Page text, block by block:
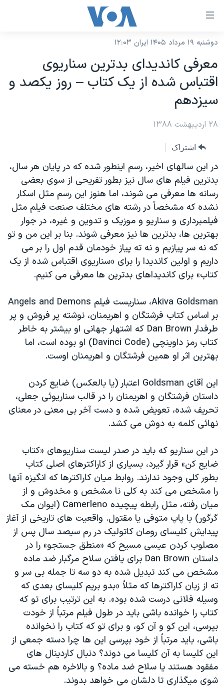
لینکهای
دسترسی
جهش
به
محتوای
اصلی
به
صفحه
جهش
به
جستجو
نسخه سبک وب‌سایت
موضوع ها
ایران
آمریکا
جهان
ورزشی
گزیده‌ها
ویژه برنامه‌ها
ویدیوها
فرهنگ و زندگی
حقوق شهروندی
اقتصادی
اسرائیل در جنگ
گالری عکس
آرشیو پخش زنده
برنامه های تلویزیونی
جدول برنامه ها
صفحه‌های ویژه
جام جهانی ۲۰۲۶
عملیات خشم حماسی
۲۵۰سالگی آمریکا
بایگانی برنامه‌های تلویزیونی
مستندها
انتخابات ریاست جمهوری آمریکا ۲۰۲۴
حمله جمهوری اسلامی به اسرائیل
ورزش زنان در ایران
اعتراضات زن، زندگی، آزادی
مجموعه مستندهای دادخواهی
تریبونال مردمی آبان ۹۸
دادگاه حمید نوری
چهل سال گروگان‌گیری
قانون شفافیت دارائی کادر رهبری ایران
اسرائیل در جنگ
نرگس محمدی برنده جایزه نوبل صلح
همایش محافظه‌کاران آمریکا «سی‌پک»
صفحه‌های ویژه
سفر پرزیدنت ترامپ به چین
فرکانس‌های صدای آمریکا
پخش رادیویی
یادگیری زبان انگلیسی
دنبال کنید
زبانهای مختلف
دوشنبه ۱۹ مرداد ۱۴۰۵ ایران ۱۲:۰۳
معرفی کاندیدای بدترین سناریوی
اقتباس شده از یک کتاب – روز یکصد و
سیزدهم
۲۸ اردیبهشت ۱۳۸۸
اشتراک
در این سالهای اخیر، رسم اينطور شده که در پایان هر سال،
بدترین فیلم های سال نیز بطور تفریحی از سوی بعضی
رسانه ها معرفی می شوند، اما هنوز این رسم مثل اسکار
نشده که مشخصاً در رشته های مختلف صنعت فیلم مثل
فیلمبرداری و سناریو و موزیک و تدوین و غیره، در جوار
بهترین ها، بدترین ها نیز معرفی شوند. بنا بر این من و تو
که نه سر پیازیم و نه ته پیاز خودمان قدم اول را بر می
داریم و اولین کاندیدا را برای «سناریوی اقتباس شده از یک
کتاب» برای کاندیداهای بدترین ها معرفی می کنیم.
Akiva Goldsman، سناریست فیلم Angels and Demons
بر اساس کتاب فرشتگان و اهریمنان، نوشته پر فروش و پر
طرفدار Dan Brown که اشتهار جهانی او بیشتر به خاطر
کتاب رمز داوینچی (Davinci Code) او بوده است، اما
بهترین اثر او همین فرشتگان و اهریمنان اوست.
این آقای Goldsman اعتبار (یا بالعکس) ضایع کردن
داستان فرشتگان و اهریمنان را در قالب سناریوئی جعلی،
تحریف شده، تعویض شده و دست آخر بی معنی در معنای
نهائی کلمه به دوش می کشد.
در این سناریو که باید در صدر لیست سناریوهای «کتاب
ضایع کن» قرار گیرد، بسیاری از کاراکترهای اصلی کتاب
بطور کلی وجود ندارند. روابط میان کاراکترها که انگیزه آنها
را مشخص می کند به کلی نا مشخص و مخدوش و از
میان رفته، مثل رابطه پیچیده Camerleno (ایوان مک
گرگور) با پاپ متوفی یا مقتول. واقعیت های تاریخی از آغاز
پیدایش کلیسای رومان کاتولیک در رم سیصد سال پس از
مصلوب کردن عیسی مسیح که «منطق جستجو» را در
داستان Dan Brown برای یافتن سلاح مرگبار ضد ماده
مشخص می کند تبدیل شده به دو سه تا جمله بی سر و
ته از زبان کاراکترها که مثلاً «بدو بریم کلیسای بعدی که
وسیله فلانی درست شده بود». به این ترتیب برای تو که
کتاب را خوانده باشی باید در طول فیلم مرتباً از خودت
بپرسی، این کو و آن کو، و برای تو که کتاب را نخوانده
باشی، باید مرتباً از خود بپرسی این ها چرا دسته جمعی از
این کلیسا به آن کلیسا می دوند؟ دنبال کاردینال های
مفقود هستند یا سلاح ضد ماده؟ و بالاخره هم خسته می
شوی میگذاری تا دلشان می خواهد بدوند.